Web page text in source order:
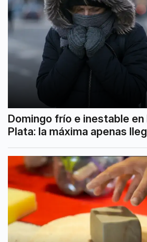
Domingo frío e inestable en
Plata: la máxima apenas